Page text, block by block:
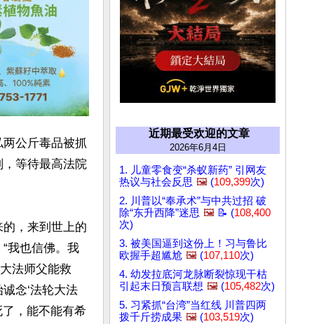
公斤毒品被抓
等待最高法院
，来到世上的
我也信佛。我
法师父能救
念‘法轮大法
了，能不能有希
近期最受欢迎的文章
2026年6月4日
1. 儿童零食变“杀蚁新药” 引网友
热议与社会反思 🖼️ (109,399次)
2. 川普以“奉承术”与中共过招 破
除“东升西降”迷思 🖼️ 📝 (108,400
次)
3. 被美国逼到这份上！习与鲁比
欧握手超尴尬 🖼️ (107,110次)
4. 幼发拉底河龙脉断裂惊现干枯
引起末日预言联想 🖼️ (105,482次)
5. 习紧抓“台湾”当红线 川普四两
拨千斤捞成果 🖼️ (103,519次)